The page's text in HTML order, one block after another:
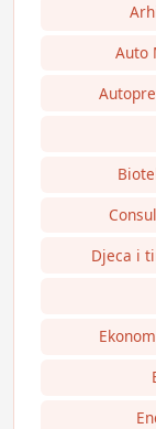
Auto
Djeca i